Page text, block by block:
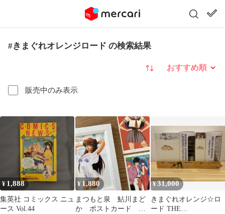
#きまぐれオレンジロード の検索結果
販売中のみ表示
並び替え
¥ 1,888
集英社 コミックス ニュ
ース Vol.44
¥ 1,880
まつもと泉 鮎川まど
か ポストカード き
¥31,000
きまぐれオレンジ☆ロ
ード THE